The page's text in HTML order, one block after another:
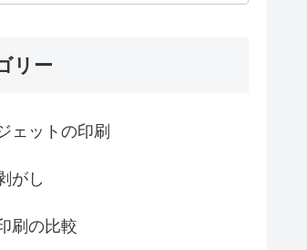
リー
ェットの印刷
がし
刷の比較